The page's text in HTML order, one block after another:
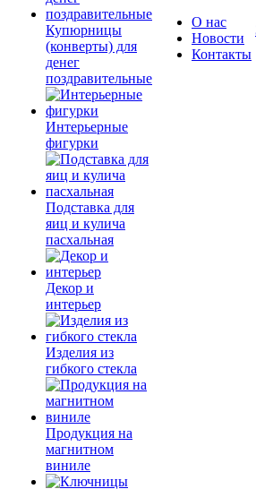
Купюрницы
(конверты) для
денег
поздравительные
Интерьерные
фигурки
Подставка для
яиц и кулича
пасхальная
Декор и
интерьер
Изделия из
гибкого стекла
Продукция на
магнитном
виниле
О нас
Новости
Контакты